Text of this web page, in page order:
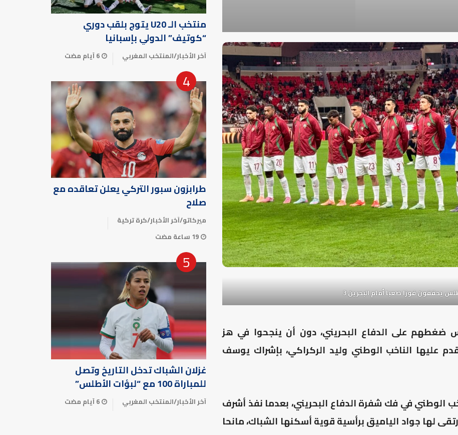
يحققون فوزا صعبا أمام البحرين 3
ضغطهم على الدفاع البحريني، دون أن ينجحوا في هز
عليها الناخب الوطني وليد الركراكي، بإشراك يوسف
الوطني في فك شفرة الدفاع البحريني، بعدما نفذ أشرف
ركنية متقنة في الدقيقة 90+3، ارتقى لها جواد الياميق برأسية قوية أسكنها الشباك، مانحا
منتخب الـ U20 يتوج بلقب دوري
“كوتيف” الدولي بإسبانيا
آخر الأخبار/المنتخب المغربي 6 أيام مضت
طرابزون سبور التركي يعلن تعاقده مع
صلاح
ميركاتو/آخر الأخبار/كرة تركية
19 ساعة مضت
غزلان الشباك تدخل التاريخ وتصل
للمباراة 100 مع “لبؤات الأطلس”
آخر الأخبار/المنتخب المغربي 6 أيام مضت